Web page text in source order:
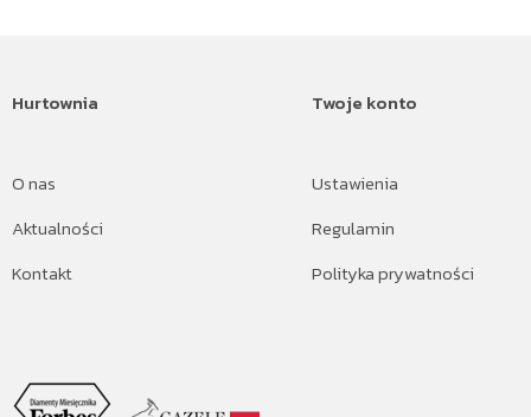
Hurtownia
O nas
Aktualności
Kontakt
Twoje konto
Ustawienia
Regulamin
Polityka prywatności